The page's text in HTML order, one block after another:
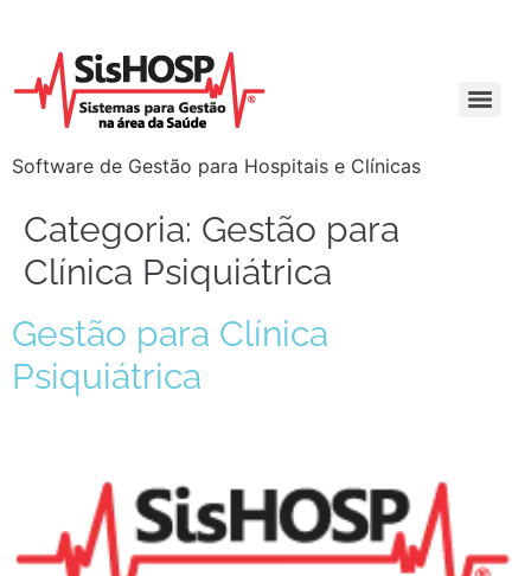
Software de Gestão para Hospitais e Clínicas
Categoria: Gestão para
Clínica Psiquiátrica
Gestão para Clínica
Psiquiátrica